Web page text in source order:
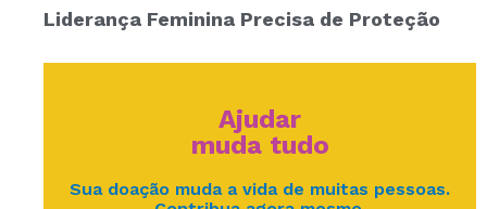
Liderança Feminina Precisa de Proteção
Ajudar
muda tudo
Sua doação muda a vida de muitas pessoas.